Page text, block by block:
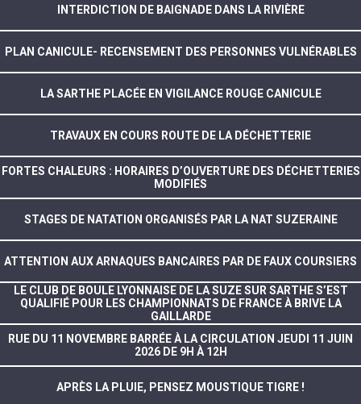
INTERDICTION DE BAIGNADE DANS LA RIVIÈRE
PLAN CANICULE- RECENSEMENT DES PERSONNES VULNÉRABLES
LA SARTHE PLACÉE EN VIGILANCE ROUGE CANICULE
TRAVAUX EN COURS ROUTE DE LA DÉCHETTERIE
FORTES CHALEURS : HORAIRES D’OUVERTURE DES DÉCHETTERIES
MODIFIÉS
STAGES DE NATATION ORGANISÉS PAR LA NAT SUZERAINE
ATTENTION AUX ARNAQUES BANCAIRES PAR DE FAUX COURSIERS
LE CLUB DE BOULE LYONNAISE DE LA SUZE SUR SARTHE S’EST
QUALIFIÉ POUR LES CHAMPIONNATS DE FRANCE À BRIVE LA
GAILLARDE
RUE DU 11 NOVEMBRE BARRÉE À LA CIRCULATION JEUDI 11 JUIN
2026 DE 9H À 12H
APRÈS LA PLUIE, PENSEZ MOUSTIQUE TIGRE !